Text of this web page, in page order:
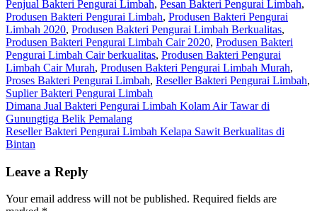
Penjual Bakteri Pengurai Limbah, Pesan Bakteri Pengurai Limbah,
Produsen Bakteri Pengurai Limbah, Produsen Bakteri Pengurai
Limbah 2020, Produsen Bakteri Pengurai Limbah Berkualitas,
Produsen Bakteri Pengurai Limbah Cair 2020, Produsen Bakteri
Pengurai Limbah Cair berkualitas, Produsen Bakteri Pengurai
Limbah Cair Murah, Produsen Bakteri Pengurai Limbah Murah,
Proses Bakteri Pengurai Limbah, Reseller Bakteri Pengurai Limbah,
Suplier Bakteri Pengurai Limbah
Post
navigation
Dimana Jual Bakteri Pengurai Limbah Kolam Air Tawar di
Gunungtiga Belik Pemalang
Reseller Bakteri Pengurai Limbah Kelapa Sawit Berkualitas di
Bintan
Leave a Reply
Your email address will not be published. Required fields are